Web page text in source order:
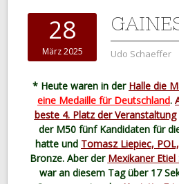
28
März 2025 Udo Schaeffer
* Heute waren in der Halle die
eine Medaille für Deutschland.
beste 4. Platz der Veranstaltung
der M50 fünf Kandidaten für
hatte und Tomasz Liepiec,
Bronze. Aber der Mexikaner
war an diesem Tag über 17